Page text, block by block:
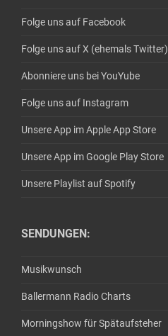
Folge uns auf Facebook
Folge uns auf X (ehemals Twitter)
Abonniere uns bei YouYube
Folge uns auf Instagram
Unsere App im Apple App Store
Unsere App im Google Play Store
Unsere Playlist auf Spotify
SENDUNGEN:
Musikwunsch
Ballermann Radio Charts
Morningshow für Spätaufsteher